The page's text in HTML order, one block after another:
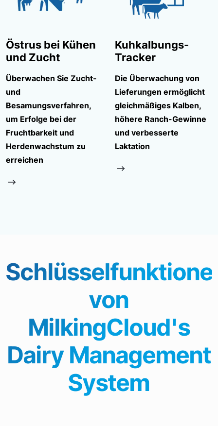
Östrus bei Kühen
und Zucht
Überwachen Sie Zucht-
und
Besamungsverfahren,
um Erfolge bei der
Fruchtbarkeit und
Herdenwachstum zu
erreichen
Kuhkalbungs-
Tracker
Die Überwachung von
Lieferungen ermöglicht
gleichmäßiges Kalben,
höhere Ranch-Gewinne
und verbesserte
Laktation
von
MilkingCloud's
Dairy Management
System